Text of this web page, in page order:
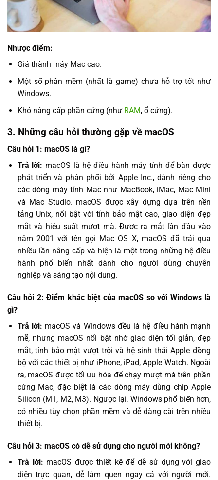
Nhược điểm:
Giá thành máy Mac cao.
Một số phần mềm (nhất là game) chưa hỗ trợ tốt như
Windows.
Khó nâng cấp phần cứng (như RAM, ổ cứng).
3. Những câu hỏi thường gặp về macOS
Câu hỏi 1: macOS là gì?
Trả lời: macOS là hệ điều hành máy tính để bàn được
phát triển và phân phối bởi Apple Inc., dành riêng cho
các dòng máy tính Mac như MacBook, iMac, Mac Mini
và Mac Studio. macOS được xây dựng dựa trên nền
tảng Unix, nổi bật với tính bảo mật cao, giao diện đẹp
mắt và hiệu suất mượt mà. Được ra mắt lần đầu vào
năm 2001 với tên gọi Mac OS X, macOS đã trải qua
nhiều lần nâng cấp và hiện là một trong những hệ điều
hành phổ biến nhất dành cho người dùng chuyên
nghiệp và sáng tạo nội dung.
Câu hỏi 2: Điểm khác biệt của macOS so với Windows là
gì?
Trả lời: macOS và Windows đều là hệ điều hành mạnh
mẽ, nhưng macOS nổi bật nhờ giao diện tối giản, đẹp
mắt, tính bảo mật vượt trội và hệ sinh thái Apple đồng
bộ với các thiết bị như iPhone, iPad, Apple Watch. Ngoài
ra, macOS được tối ưu hóa để chạy mượt mà trên phần
cứng Mac, đặc biệt là các dòng máy dùng chip Apple
Silicon (M1, M2, M3). Ngược lại, Windows phổ biến hơn,
có nhiều tùy chọn phần mềm và dễ dàng cài trên nhiều
thiết bị.
Câu hỏi 3: macOS có dễ sử dụng cho người mới không?
Trả lời: macOS được thiết kế để dễ sử dụng với giao
diện trực quan, dễ làm quen ngay cả với người mới.